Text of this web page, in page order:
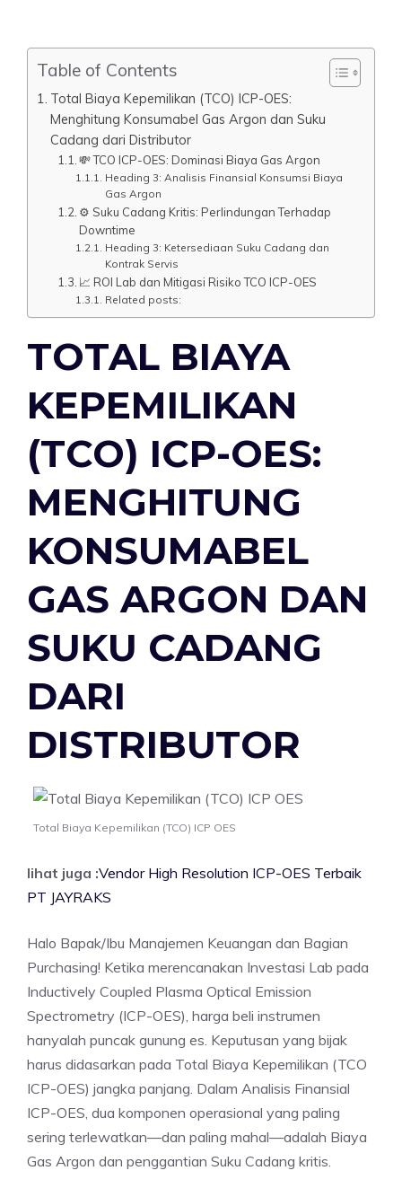
Table of Contents
Total Biaya Kepemilikan (TCO) ICP-OES:
Menghitung Konsumabel Gas Argon dan Suku
Cadang dari Distributor
💸 TCO ICP-OES: Dominasi Biaya Gas Argon
Heading 3: Analisis Finansial Konsumsi Biaya
Gas Argon
⚙️ Suku Cadang Kritis: Perlindungan Terhadap
Downtime
Heading 3: Ketersediaan Suku Cadang dan
Kontrak Servis
📈 ROI Lab dan Mitigasi Risiko TCO ICP-OES
Related posts:
TOTAL BIAYA
KEPEMILIKAN
(TCO) ICP-OES:
MENGHITUNG
KONSUMABEL
GAS ARGON DAN
SUKU CADANG
DARI
DISTRIBUTOR
Total Biaya Kepemilikan (TCO) ICP OES
lihat juga :Vendor High Resolution ICP-OES Terbaik
PT JAYRAKS
Halo Bapak/Ibu Manajemen Keuangan dan Bagian
Purchasing! Ketika merencanakan Investasi Lab pada
Inductively Coupled Plasma Optical Emission
Spectrometry (ICP-OES), harga beli instrumen
hanyalah puncak gunung es. Keputusan yang bijak
harus didasarkan pada Total Biaya Kepemilikan (TCO
ICP-OES) jangka panjang. Dalam Analisis Finansial
ICP-OES, dua komponen operasional yang paling
sering terlewatkan—dan paling mahal—adalah Biaya
Gas Argon dan penggantian Suku Cadang kritis.